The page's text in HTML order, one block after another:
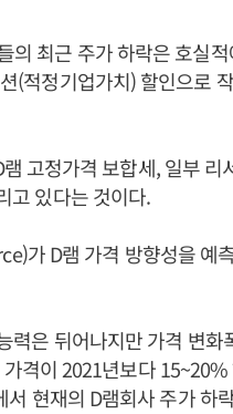
의 최근 주가 하락은 호실
(적정기업가치) 할인으로
고정가격 보합세, 일부 리
고 있다는 것이다.
가 D램 가격 방향성을 예
력은 뒤어나지만 가격 변화
격이 2021년보다
현재의 D램회사 주가 하